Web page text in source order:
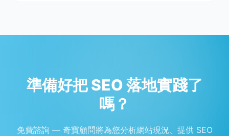
準備好把 SEO 落地實踐了
嗎？
免費諮詢 — 奇寶顧問將為您分析網站現況、提供 SEO